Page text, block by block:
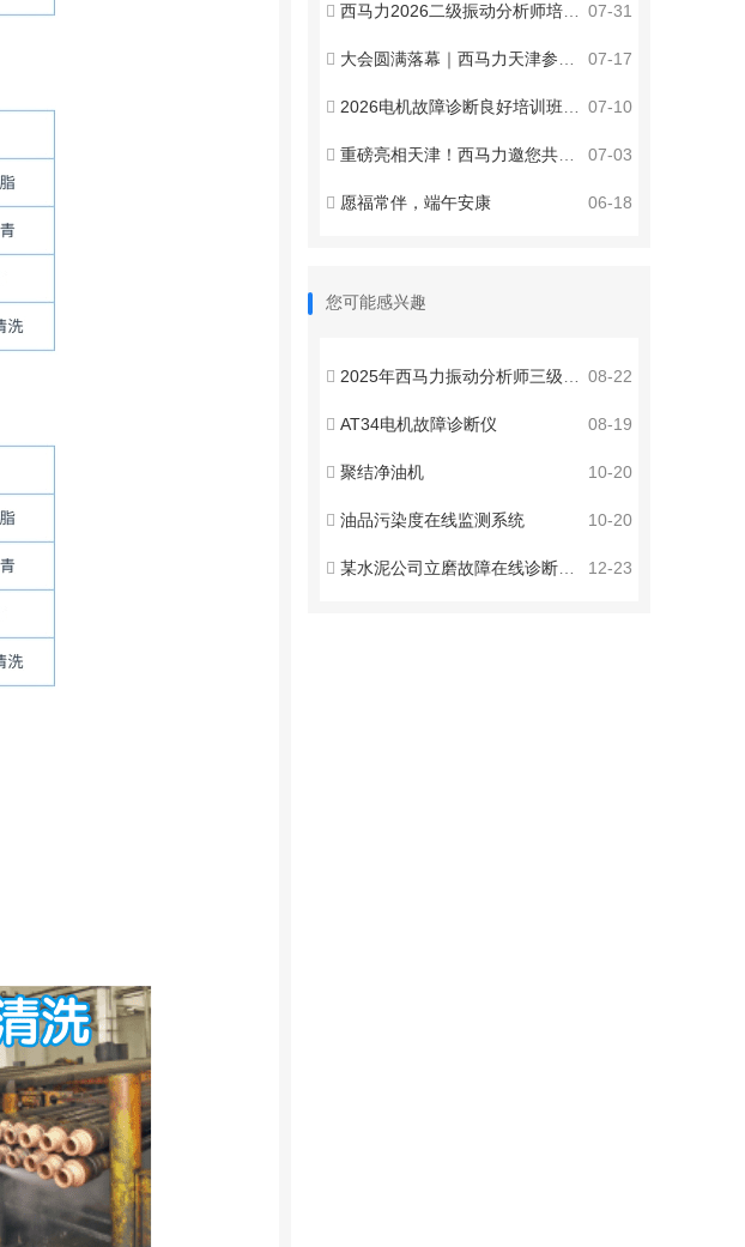
07-31
西马力2026二级振动分析师培训认证西安站圆满收官
07-17
大会圆满落幕｜西马力天津参展收官，赋能智能运维新发展
07-10
2026电机故障诊断良好培训班邀请函
07-03
重磅亮相天津！西马力邀您共聚2026第八届全国设备管理与技术创新成果交流大会 ！
06-18
愿福常伴，端午安康
您可能感兴趣
08-22
2025年西马力振动分析师三级培训与认证（天津）圆满收官！
08-19
AT34电机故障诊断仪
10-20
聚结净油机
10-20
油品污染度在线监测系统
12-23
某水泥公司立磨故障在线诊断案例